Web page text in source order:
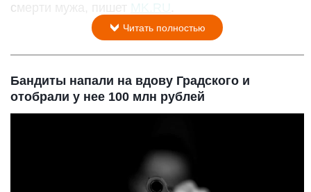
смерти мужа, пишет MK.RU
Читать полностью
Бандиты напали на вдову Градского и
отобрали у нее 100 млн рублей